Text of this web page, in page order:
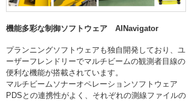
機能多彩な制御ソフトウェア AINavigator
プランニングソフトウェアも独自開発しており、ユ
ーザーフレンドリーでマルチビームの観測者目線の
便利な機能が搭載されています。
マルチビームソナーオペレーションソフトウェア
PDSとの連携性がよく、それぞれの測線ファイルの